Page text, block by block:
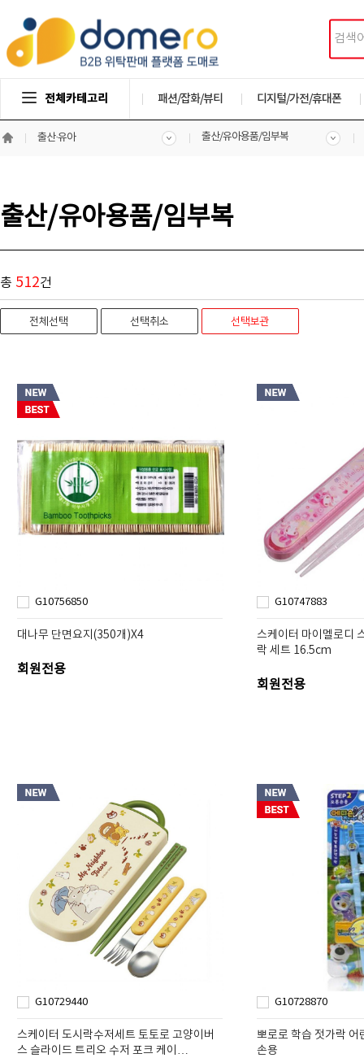
전체카테고리 패션/잡화/뷰티 디지털/가전/휴대폰
출산·유아 출산/유아용품/임부복
출산/유아용품/임부복
총 512건
G10756850
대나무 단면요지(350개)X4
회원전용
G10747883
스케이터 마이멜로디
락 세트 16.5cm
회원전용
G10729440
스케이터 도시락수저세트 토토로 고양이버
스 슬라이드 트리오 수저 포크 케이…
G10728870
뽀로로 학습 젓가락 어
손용